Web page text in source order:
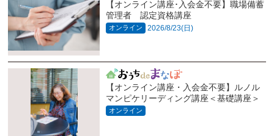
【オンライン講座･入会金不要】職場備蓄
管理者 認定資格講座
オンライン 2026/8/23(日)
【オンライン講座・入会金不要】ルノル
マンピケリーディング講座＜基礎講座＞
オンライン